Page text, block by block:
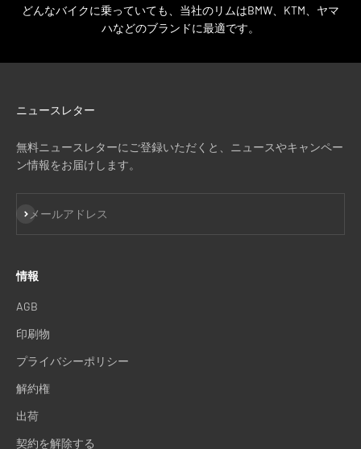
どんなバイクに乗っていても、当社のリムはBMW、KTM、ヤマ
ハなどのブランドに最適です。
ニュースレター
無料ニュースレターにご登録いただくと、ニュースやキャンペー
ン情報をお届けします。
メールアドレス
登録
情報
AGB
印刷物
プライバシーポリシー
解約権
出荷
契約を解除する